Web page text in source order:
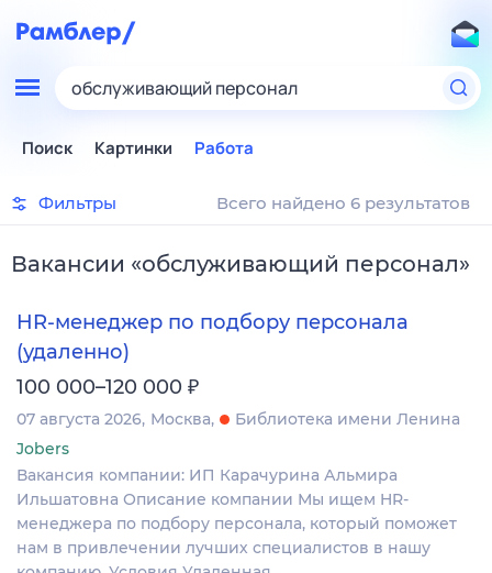
обслуживающий персонал
Поиск Картинки Работа
Фильтры Всего найдено 6 результатов
Вакансии «обслуживающий персонал»
HR-менеджер по подбору персонала
(удаленно)
100 000–120 000 ₽
07 августа 2026 Москва
Библиотека имени Ленина
Jobers
Вакансия компании: ИП Карачурина Альмира
Ильшатовна Описание компании Мы ищем HR-
менеджера по подбору персонала, который поможет
нам в привлечении лучших специалистов в нашу